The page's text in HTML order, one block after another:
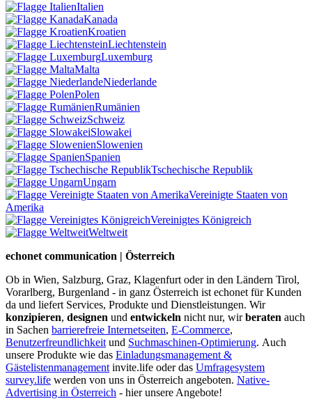
Italien
Kanada
Kroatien
Liechtenstein
Luxemburg
Malta
Niederlande
Polen
Rumänien
Schweiz
Slowakei
Slowenien
Spanien
Tschechische Republik
Ungarn
Vereinigte Staaten von
Amerika
Vereinigtes Königreich
Weltweit
echonet communication | Österreich
Ob in Wien, Salzburg, Graz, Klagenfurt oder in den Ländern Tirol,
Vorarlberg, Burgenland - in ganz Österreich ist echonet für Kunden
da und liefert Services, Produkte und Dienstleistungen. Wir
konzipieren, designen und entwickeln nicht nur, wirberaten auch
in Sachen barrierefreie Internetseiten, E-Commerce,
Benutzerfreundlichkeit und Suchmaschinen-Optimierung. Auch
unsere Produkte wie das Einladungsmanagement &
Gästelistenmanagement invite.life oder das Umfragesystem
survey.life werden von uns in Österreich angeboten. Native-
Advertising in Österreich - hier unsere Angebote!